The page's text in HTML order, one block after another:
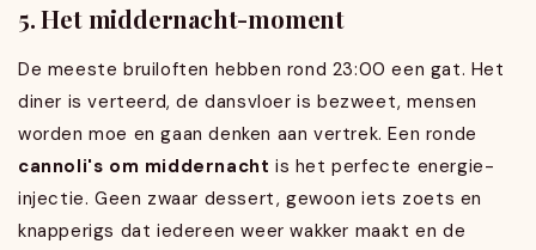
5. Het middernacht-moment
De meeste bruiloften hebben rond 23:00 een gat. Het
diner is verteerd, de dansvloer is bezweet, mensen
worden moe en gaan denken aan vertrek. Een ronde
cannoli's om middernacht is het perfecte energie-
injectie. Geen zwaar dessert, gewoon iets zoets en
knapperigs dat iedereen weer wakker maakt en de